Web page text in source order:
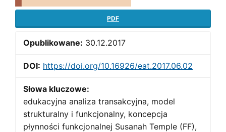
PDF
Opublikowane: 30.12.2017
DOI: https://doi.org/10.16926/eat.2017.06.02
Słowa kluczowe:
edukacyjna analiza transakcyjna, model
strukturalny i funkcjonalny, koncepcja
płynności funkcjonalnej Susanah Temple (FF),